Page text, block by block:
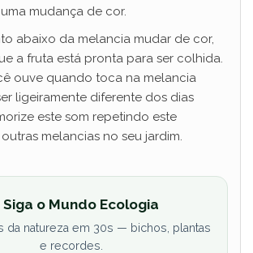
mudança de cor.
abaixo da melancia mudar de cor,
a fruta está pronta para ser colhida.
ouve quando toca na melancia
ligeiramente diferente dos dias
este som repetindo este
melancias no seu jardim.
Siga o Mundo Ecologia
da natureza em 30s — bichos, plantas
e recordes.